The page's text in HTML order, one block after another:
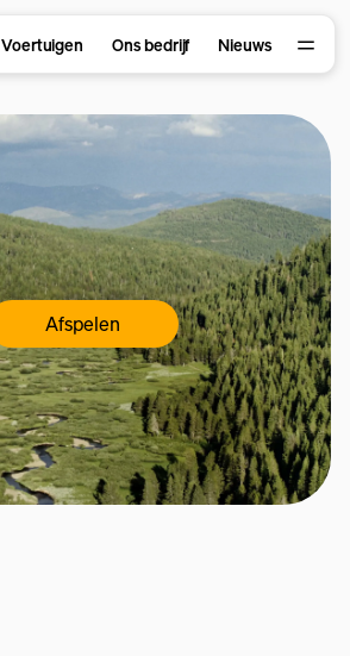
Voertuigen Ons bedrijf Nieuws
Afspelen